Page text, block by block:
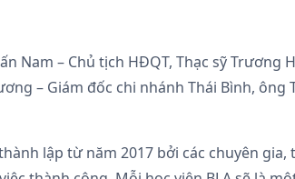
Nam – Chủ tịch HĐQT, Thạc sỹ Trương
– Giám đốc chi nhánh Thái Bình, ông
lập từ năm 2017 bởi các chuyên gia,